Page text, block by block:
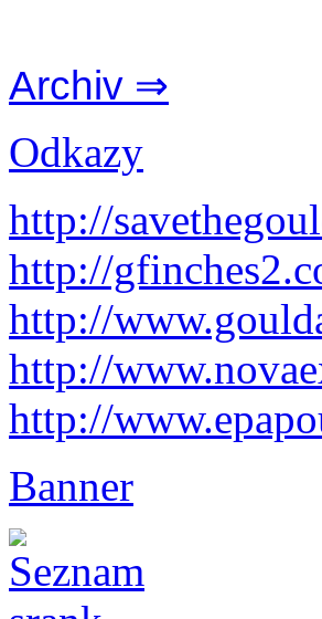
Archiv ⇒
Odkazy
http://
http://
http://
http://
http://
Banner